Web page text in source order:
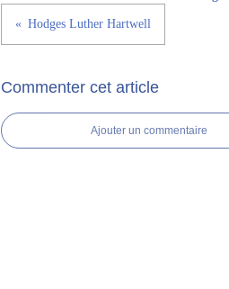
Hodges Luther Hartwell
Commenter cet article
Ajouter un commentaire